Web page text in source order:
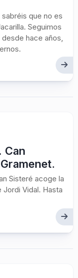
que no es
Seguimos
hace años,
Can
Sisteré acoge la
Vidal. Hasta